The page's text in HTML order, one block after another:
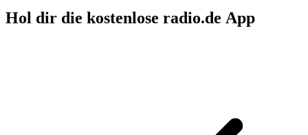
Hol dir die kostenlose radio.de App